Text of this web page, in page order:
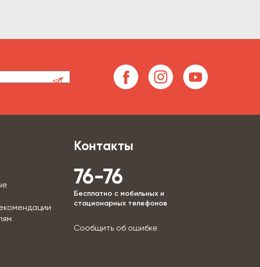
Контакты
76-76
Бесплатно с мобильных и
стационарных телефонов
Сообщить об ошибке